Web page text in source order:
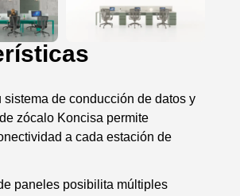
sistema de conducción de datos y
zócalo Koncisa permite
a cada estación de
paneles posibilita múltiples